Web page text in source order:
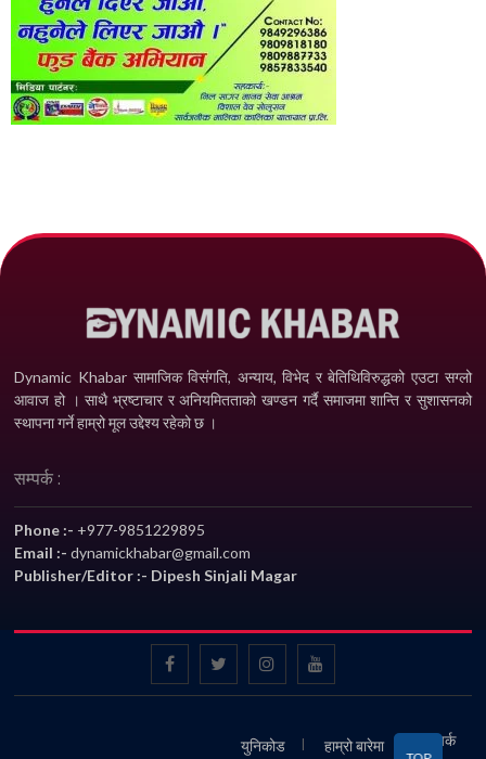
Dynamic Khabar सामाजिक विसंगति, अन्याय, विभेद­ र बेतिथिविरुद्धको एउटा सग्लो
आवाज हो । साथै भ्रष्टाचार र अनियमितताको खण्डन गर्दै समाजमा शान्ति र सुशासनको
स्थापना गर्ने हाम्रो मूल उद्देश्य रहेको छ ।
सम्पर्क :
Phone :- +977-9851229895
Email :-dynamickhabar@gmail.com
Publisher/Editor :- Dipesh Sinjali Magar
युनिकोड हाम्रो बारेमा सम्पर्क